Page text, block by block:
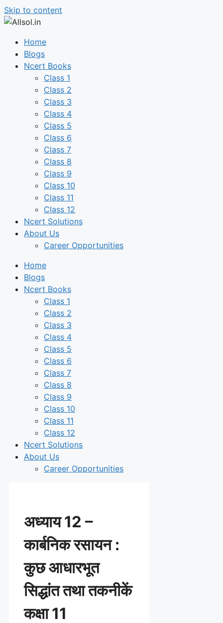
Skip to content
Home
Blogs
Ncert Books
Class 1
Class 2
Class 3
Class 4
Class 5
Class 6
Class 7
Class 8
Class 9
Class 10
Class 11
Class 12
Ncert Solutions
About Us
Career Opportunities
Home
Blogs
Ncert Books
Class 1
Class 2
Class 3
Class 4
Class 5
Class 6
Class 7
Class 8
Class 9
Class 10
Class 11
Class 12
Ncert Solutions
About Us
Career Opportunities
अध्याय 12 –
कार्बनिक रसायन :
कुछ आधारभूत
सिद्धांत तथा तकनीकें
कक्षा 11